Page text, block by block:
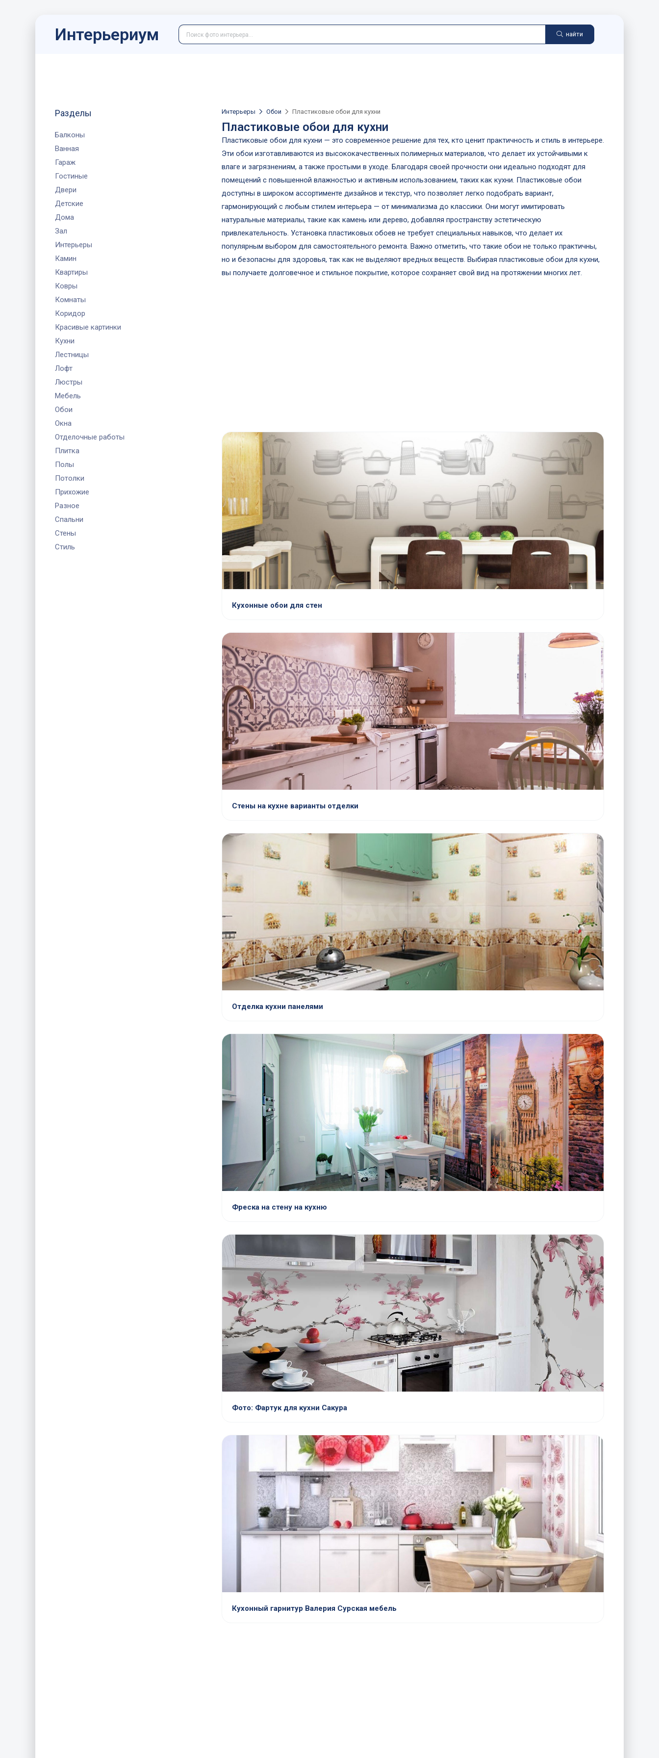
Интерьериум найти
Разделы
Балконы
Ванная
Гараж
Гостиные
Двери
Детские
Дома
Зал
Интерьеры
Камин
Квартиры
Ковры
Комнаты
Коридор
Красивые картинки
Кухни
Лестницы
Лофт
Люстры
Мебель
Обои
Окна
Отделочные работы
Плитка
Полы
Потолки
Прихожие
Разное
Спальни
Стены
Стиль
Интерьеры Обои Пластиковые обои для кухни
Пластиковые обои для кухни
Пластиковые обои для кухни — это современное решение для тех, кто ценит практичность и стиль в интерьере.
Эти обои изготавливаются из высококачественных полимерных материалов, что делает их устойчивыми к
влаге и загрязнениям, а также простыми в уходе. Благодаря своей прочности они идеально подходят для
помещений с повышенной влажностью и активным использованием, таких как кухни. Пластиковые обои
доступны в широком ассортименте дизайнов и текстур, что позволяет легко подобрать вариант,
гармонирующий с любым стилем интерьера — от минимализма до классики. Они могут имитировать
натуральные материалы, такие как камень или дерево, добавляя пространству эстетическую
привлекательность. Установка пластиковых обоев не требует специальных навыков, что делает их
популярным выбором для самостоятельного ремонта. Важно отметить, что такие обои не только практичны,
но и безопасны для здоровья, так как не выделяют вредных веществ. Выбирая пластиковые обои для кухни,
вы получаете долговечное и стильное покрытие, которое сохраняет свой вид на протяжении многих лет.
Кухонные обои для стен
Стены на кухне варианты отделки
Отделка кухни панелями
Фреска на стену на кухню
Фото: Фартук для кухни Сакура
Кухонный гарнитур Валерия Сурская мебель